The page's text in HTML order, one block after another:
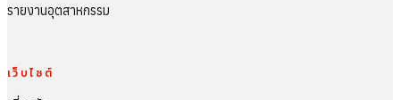
รายงานอุตสาหกรรม
เว็บไซต์